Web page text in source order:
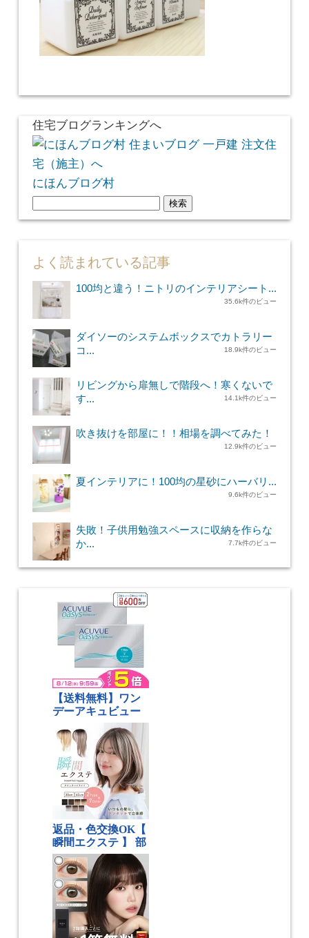
住宅ブログランキングへ
にほんブログ村
索:
よく読まれている記事
100均と違う！ニトリのインテリアシート...
35.6k件のビュー
ダイソーのシステムボックスでカトラリー
コ...
18.9k件のビュー
リビングから扉無しで階段へ！寒くないで
す...
14.1k件のビュー
吹き抜けを部屋に！！相場を調べてみた！
12.9k件のビュー
夏インテリアに！100均の星砂にハーバリ...
9.6k件のビュー
失敗！子供用勉強スペースに収納を作らな
か...
7.7k件のビュー